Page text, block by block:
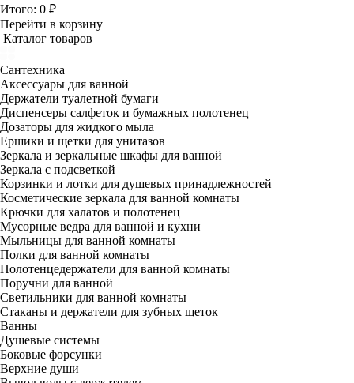
Итого: 0 ₽
Перейти в корзину
Каталог товаров
Сантехника
Аксессуары для ванной
Держатели туалетной бумаги
Диспенсеры салфеток и бумажных полотенец
Дозаторы для жидкого мыла
Ершики и щетки для унитазов
Зеркала и зеркальные шкафы для ванной
Зеркала с подсветкой
Корзинки и лотки для душевых принадлежностей
Косметические зеркала для ванной комнаты
Крючки для халатов и полотенец
Мусорные ведра для ванной и кухни
Мыльницы для ванной комнаты
Полки для ванной комнаты
Полотенцедержатели для ванной комнаты
Поручни для ванной
Светильники для ванной комнаты
Стаканы и держатели для зубных щеток
Ванны
Душевые системы
Боковые форсунки
Верхние души